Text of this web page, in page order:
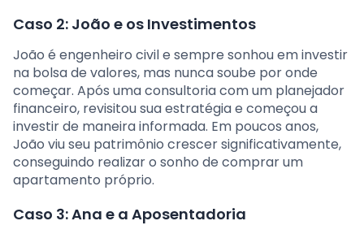
Caso 2: João e os Investimentos
João é engenheiro civil e sempre sonhou em investir
na bolsa de valores, mas nunca soube por onde
começar. Após uma consultoria com um planejador
financeiro, revisitou sua estratégia e começou a
investir de maneira informada. Em poucos anos,
João viu seu patrimônio crescer significativamente,
conseguindo realizar o sonho de comprar um
apartamento próprio.
Caso 3: Ana e a Aposentadoria